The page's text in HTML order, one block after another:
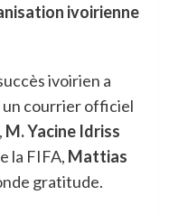
ivoirienne
ivoirien a
un courrier officiel
M. Yacine Idriss
la FIFA, Mattias
gratitude.